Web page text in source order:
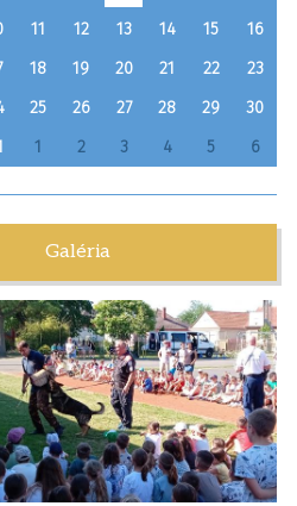
11 12 13 14 15
16
18 19 20 21 22
23
25 26 27 28 29
30
1 2 3 4 5 6
Galéria